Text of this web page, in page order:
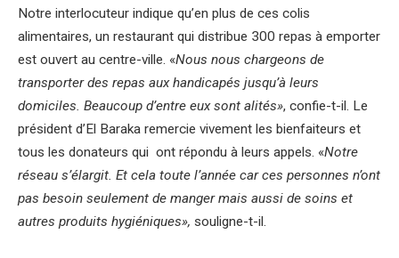
Notre interlocuteur indique qu’en plus de ces colis
alimentaires, un restaurant qui distribue 300 repas à emporter
est ouvert au centre-ville. «Nous nous chargeons de
transporter des repas aux handicapés jusqu’à leurs
domiciles. Beaucoup d’entre eux sont alités», confie-t-il. Le
président d’El Baraka remercie vivement les bienfaiteurs et
tous les donateurs qui ont répondu à leurs appels. «Notre
réseau s’élargit. Et cela toute l’année car ces personnes n’ont
pas besoin seulement de manger mais aussi de soins et
autres produits hygiéniques», souligne-t-il.